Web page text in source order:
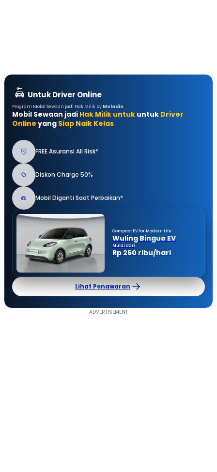
Untuk Driver Online
Program Mobil Sewaan jadi Hak Milik by Moladin
Mobil Sewaan jadi Hak Milik untuk untuk Driver
Online yang Siap Naik Kelas
FREE Asuransi All Risk*
Diskon Charge 50%
Mobil Diganti Saat Perbaikan*
Compact EV for Modern Life
Wuling Binguo EV
Mulai dari
Rp 260 ribu/hari
Lihat Penawaran